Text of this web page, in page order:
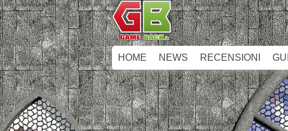
HOME NEWS RECENSIONI